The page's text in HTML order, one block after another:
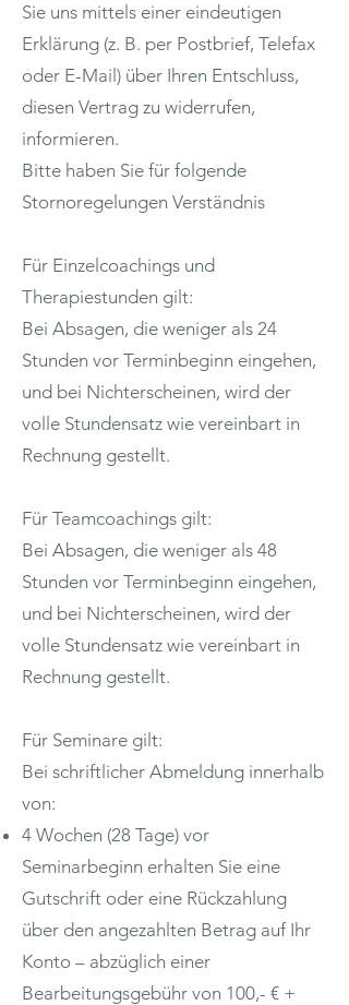
Sie uns mittels einer eindeutigen
Erklärung (z. B. per Postbrief, Telefax
oder E-Mail) über Ihren Entschluss,
diesen Vertrag zu widerrufen,
informieren.
Bitte haben Sie für folgende
Stornoregelungen Verständnis
Für Einzelcoachings und
Therapiestunden gilt:
Bei Absagen, die weniger als 24
Stunden vor Terminbeginn eingehen,
und bei Nichterscheinen, wird der
volle Stundensatz wie vereinbart in
Rechnung gestellt.
Für Teamcoachings gilt:
Bei Absagen, die weniger als 48
Stunden vor Terminbeginn eingehen,
und bei Nichterscheinen, wird der
volle Stundensatz wie vereinbart in
Rechnung gestellt.
Für Seminare gilt:
Bei schriftlicher Abmeldung innerhalb
von:
4 Wochen (28 Tage) vor
Seminarbeginn erhalten Sie eine
Gutschrift oder eine Rückzahlung
über den angezahlten Betrag auf Ihr
Konto – abzüglich einer
Bearbeitungsgebühr von 100,- € +